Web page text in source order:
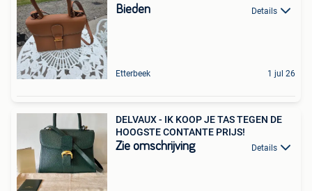
Bieden Details
Etterbeek 1 jul 26
DELVAUX - IK KOOP JE TAS TEGEN DE
HOOGSTE CONTANTE PRIJS!
Zie omschrijving Details